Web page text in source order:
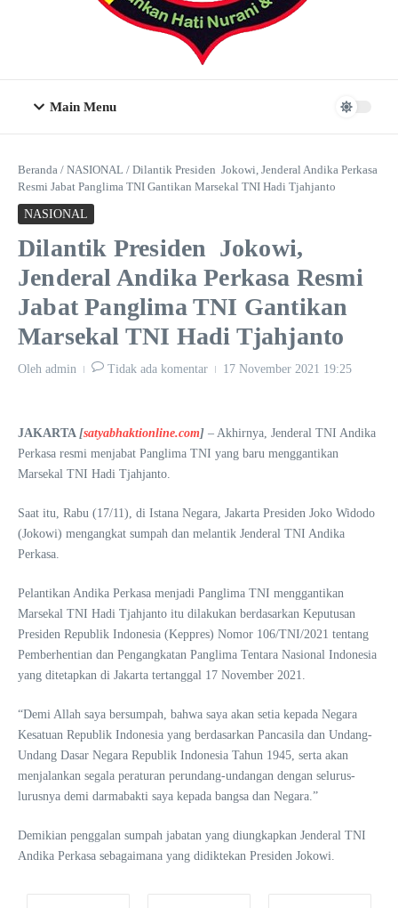
Main Menu
Beranda / NASIONAL / Dilantik Presiden Jokowi, Jenderal Andika Perkasa
Resmi Jabat Panglima TNI Gantikan Marsekal TNI Hadi Tjahjanto
NASIONAL
Dilantik Presiden Jokowi,
Jenderal Andika Perkasa Resmi
Jabat Panglima TNI Gantikan
Marsekal TNI Hadi Tjahjanto
Oleh admin Tidak ada komentar 17 November 2021 19:25
JAKARTA [satyabhaktionline.com] – Akhirnya, Jenderal TNI Andika
Perkasa resmi menjabat Panglima TNI yang baru menggantikan
Marsekal TNI Hadi Tjahjanto.
Saat itu, Rabu (17/11), di Istana Negara, Jakarta Presiden Joko Widodo
(Jokowi) mengangkat sumpah dan melantik Jenderal TNI Andika
Perkasa.
Pelantikan Andika Perkasa menjadi Panglima TNI menggantikan
Marsekal TNI Hadi Tjahjanto itu dilakukan berdasarkan Keputusan
Presiden Republik Indonesia (Keppres) Nomor 106/TNI/2021 tentang
Pemberhentian dan Pengangkatan Panglima Tentara Nasional Indonesia
yang ditetapkan di Jakarta tertanggal 17 November 2021.
“Demi Allah saya bersumpah, bahwa saya akan setia kepada Negara
Kesatuan Republik Indonesia yang berdasarkan Pancasila dan Undang-
Undang Dasar Negara Republik Indonesia Tahun 1945, serta akan
menjalankan segala peraturan perundang-undangan dengan selurus-
lurusnya demi darmabakti saya kepada bangsa dan Negara.”
Demikian penggalan sumpah jabatan yang diungkapkan Jenderal TNI
Andika Perkasa sebagaimana yang didiktekan Presiden Jokowi.